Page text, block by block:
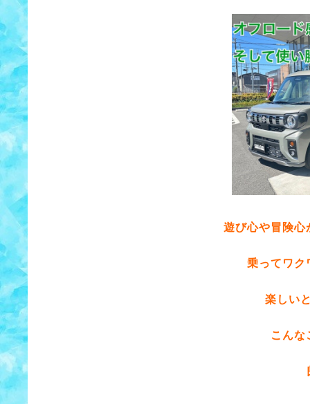
遊び心や冒険心
乗ってワク
楽しい
こんな